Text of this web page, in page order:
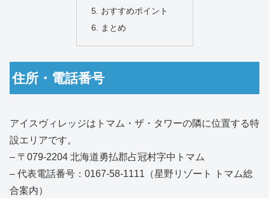
おすすめポイント
まとめ
住所・電話番号
アイスヴィレッジはトマム・ザ・タワーの隣に位置する特
設エリアです。
– 〒079-2204 北海道勇払郡占冠村字中トマム
– 代表電話番号：0167-58-1111（星野リゾート トマム総
合案内）